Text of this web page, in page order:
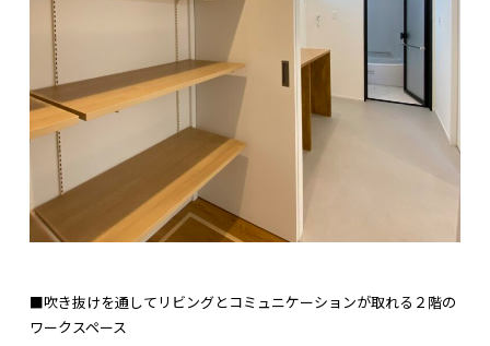
■吹き抜けを通してリビングとコミュニケーションが取れる２階の
ワークスペース